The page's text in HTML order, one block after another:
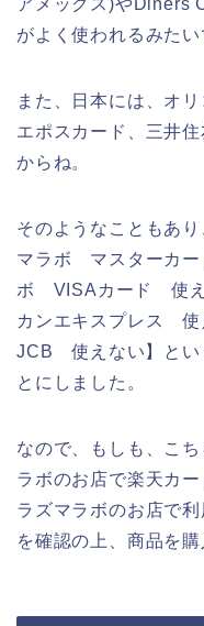
がよく使われるみたい
また、日本には、オ
エポスカード、三井
からね。
そのようなこともあ
マラボ マスターカ
ボ VISAカード 使え
カンエキスプレス
JCB 使えない】とい
とにしました。
なので、もしも、こ
ラボのお店で楽天カ
ラズマラボのお店で
を確認の上、商品を